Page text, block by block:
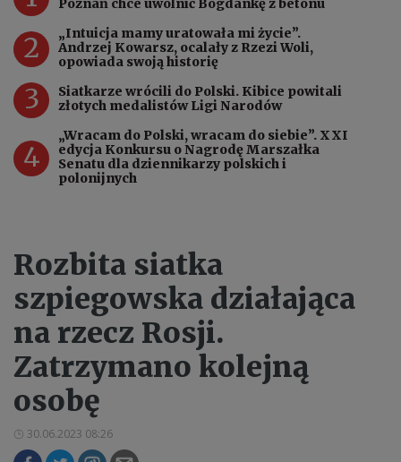
Poznań chce uwolnić Bogdankę z betonu
2
„Intuicja mamy uratowała mi życie”.
Andrzej Kowarsz, ocalały z Rzezi Woli,
opowiada swoją historię
3
Siatkarze wrócili do Polski. Kibice powitali
złotych medalistów Ligi Narodów
4
„Wracam do Polski, wracam do siebie”. XXI
edycja Konkursu o Nagrodę Marszałka
Senatu dla dziennikarzy polskich i
polonijnych
Rozbita siatka
szpiegowska działająca
na rzecz Rosji.
Zatrzymano kolejną
osobę
30.06.2023 08:26